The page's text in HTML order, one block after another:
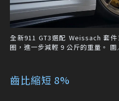
全新911 GT3選配 Weissach 套
圈，進一步減輕 9 公斤的重量。
齒比縮短 8%